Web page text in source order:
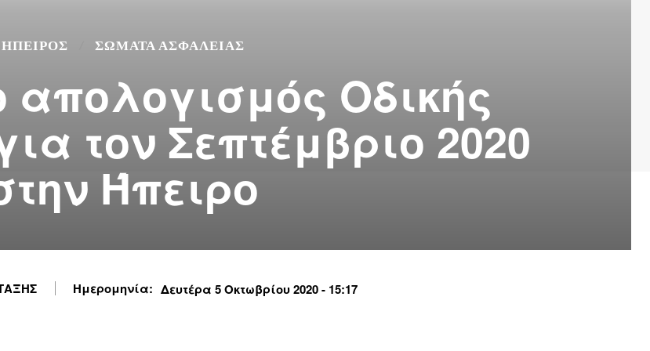
ΉΠΕΙΡΟΣ ΣΩΜΑΤΑ ΑΣΦΑΛΕΙΑΣ
απολογισμός Οδικής
τον Σεπτέμβριο 2020
Ήπειρο
Ημερομηνία: Δευτέρα 5 Οκτωβρίου 2020 - 15:17